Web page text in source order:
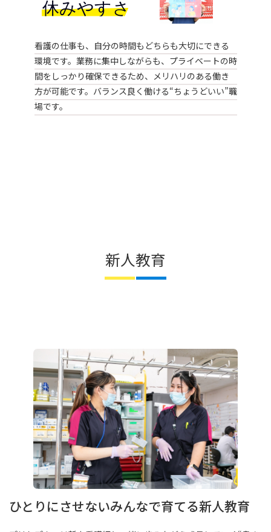
看護の仕事も、自分の時間もどちらも大切にできる
環境です。業務に集中しながらも、プライベートの時
間をしっかり確保できるため、メリハリのある働き
方が可能です。バランス良く働ける“ちょうどいい”職
場です。
新人教育
ひとりにさせないみんなで育てる新人教育